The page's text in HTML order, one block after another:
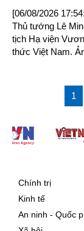
[06/08/2026
Thủ tướng Lê
tịch Hạ viện
thức Việt Nam.
1
Chính trị
Kinh tế
An ninh - Quốc